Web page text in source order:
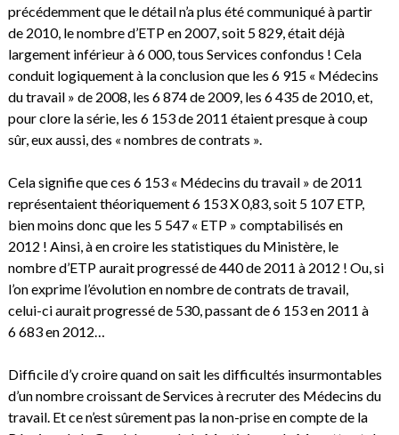
précédemment que le détail n’a plus été communiqué à partir
de 2010, le nombre d’ETP en 2007, soit 5 829, était déjà
largement inférieur à 6 000, tous Services confondus ! Cela
conduit logiquement à la conclusion que les 6 915 « Médecins
du travail » de 2008, les 6 874 de 2009, les 6 435 de 2010, et,
pour clore la série, les 6 153 de 2011 étaient presque à coup
sûr, eux aussi, des « nombres de contrats ».
Cela signifie que ces 6 153 « Médecins du travail » de 2011
représentaient théoriquement 6 153 X 0,83, soit 5 107 ETP,
bien moins donc que les 5 547 « ETP » comptabilisés en
2012 ! Ainsi, à en croire les statistiques du Ministère, le
nombre d’ETP aurait progressé de 440 de 2011 à 2012 ! Ou, si
l’on exprime l’évolution en nombre de contrats de travail,
celui-ci aurait progressé de 530, passant de 6 153 en 2011 à
6 683 en 2012…
Difficile d’y croire quand on sait les difficultés insurmontables
d’un nombre croissant de Services à recruter des Médecins du
travail. Et ce n’est sûrement pas la non-prise en compte de la